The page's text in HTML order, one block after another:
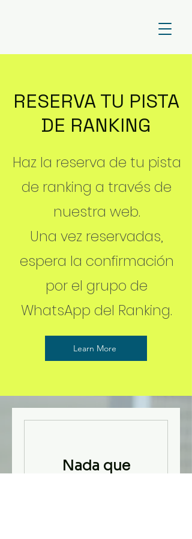
RESERVA TU PISTA
DE RANKING
Haz la reserva de tu pista
de ranking a través de
nuestra web.
Una vez reservadas,
espera la confirmación
por el grupo de
WhatsApp del Ranking.
Learn More
Nada que